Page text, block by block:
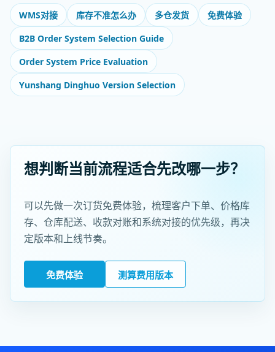
WMS对接 库存不准怎么办 多仓发货
免费体验
B2B Order System Selection Guide
Order System Price Evaluation
Yunshang Dinghuo Version Selection
想判断当前流程适合先改哪一步？
可以先做一次订货免费体验，梳理客户下单、价格库
存、仓库配送、收款对账和系统对接的优先级，再决
定版本和上线节奏。
免费体验 测算费用版本